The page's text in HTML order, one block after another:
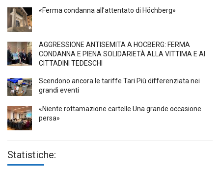
«Ferma condanna all’attentato di Höchberg»
AGGRESSIONE ANTISEMITA A HÖCBERG: FERMA
CONDANNA E PIENA SOLIDARIETÀ ALLA VITTIMA E AI
CITTADINI TEDESCHI
Scendono ancora le tariffe Tari Più differenziata nei
grandi eventi
«Niente rottamazione cartelle Una grande occasione
persa»
Statistiche: